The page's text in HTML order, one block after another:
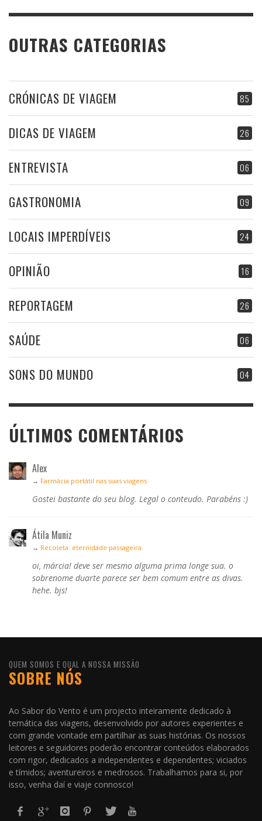
OUTRAS CATEGORIAS
85
CRÓNICAS DE VIAGEM
26
DICAS DE VIAGEM
06
ENTREVISTA
09
GASTRONOMIA
24
LOCAIS IMPERDÍVEIS
16
OPINIÃO
26
REPORTAGEM
06
SAÚDE
04
SONS DO MUNDO
ÚLTIMOS COMENTÁRIOS
Alex
→ Farmácia portátil nas suas viagens
Gostei bastante do seu blog. Legal o conteudo. Parabéns :)
Átila Muniz
→ Recoleta: eternidade passageira
oi, márcia! deve ser mesmo alguma prima longe sua. o
sobrenome duarte parece ser bem comum entre as divas.
hehe. bjs!
QUEM SOMOS E QUAL A NOSSA MISSÃO
SOBRE NÓS
Ao Sabor do Vento é um projecto inteiramente dedicado à
temática das viagens, desenvolvido por autores experientes e
com grande vontade em partilhar as suas histórias. Os nossos
leitores e seguidores poderão encontrar conteúdos elaborados
com rigor, dedicados a independentes e dependentes; viciados
e tímidos; aventureiros e medrosos. Trabalhamos para si, por
isso, venha daí e viaje connosco!